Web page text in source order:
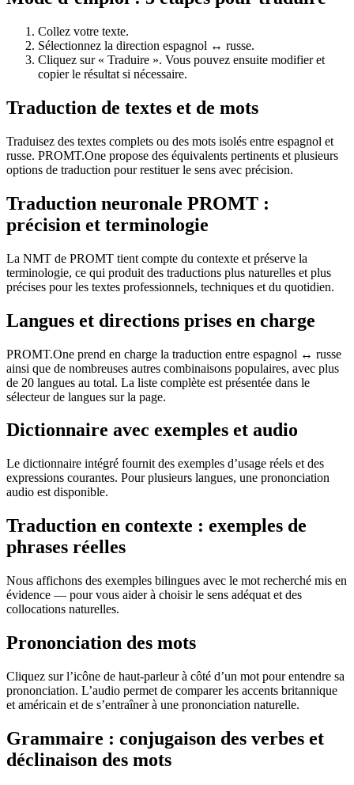
Collez votre texte.
Sélectionnez la direction espagnol ↔ russe.
Cliquez sur « Traduire ». Vous pouvez ensuite modifier et
copier le résultat si nécessaire.
Traduction de textes et de mots
Traduisez des textes complets ou des mots isolés entre espagnol et
russe. PROMT.One propose des équivalents pertinents et plusieurs
options de traduction pour restituer le sens avec précision.
Traduction neuronale PROMT :
précision et terminologie
La NMT de PROMT tient compte du contexte et préserve la
terminologie, ce qui produit des traductions plus naturelles et plus
précises pour les textes professionnels, techniques et du quotidien.
Langues et directions prises en charge
PROMT.One prend en charge la traduction entre espagnol ↔ russe
ainsi que de nombreuses autres combinaisons populaires, avec plus
de 20 langues au total. La liste complète est présentée dans le
sélecteur de langues sur la page.
Dictionnaire avec exemples et audio
Le dictionnaire intégré fournit des exemples d’usage réels et des
expressions courantes. Pour plusieurs langues, une prononciation
audio est disponible.
Traduction en contexte : exemples de
phrases réelles
Nous affichons des exemples bilingues avec le mot recherché mis en
évidence — pour vous aider à choisir le sens adéquat et des
collocations naturelles.
Prononciation des mots
Cliquez sur l’icône de haut-parleur à côté d’un mot pour entendre sa
prononciation. L’audio permet de comparer les accents britannique
et américain et de s’entraîner à une prononciation naturelle.
Grammaire : conjugaison des verbes et
déclinaison des mots